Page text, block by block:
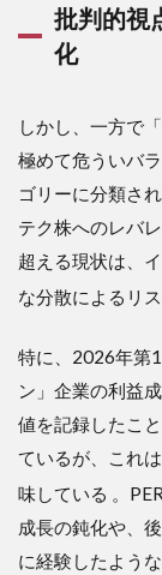
分に
見る
「技
論」
4
4.
競合
との
比
市場
アと
で見
る相
立ち
位置
4.1
4.1
批判的視
化
しかし、一方で
極めて危ういバ
ゴリーに分類さ
テク株へのレバ
超える現状は、
な分散によるリ
特に、2026年第
ン」企業の利益
値を記録したこ
ているが、これ
味している 。
成長の鈍化や、
に経験したよう